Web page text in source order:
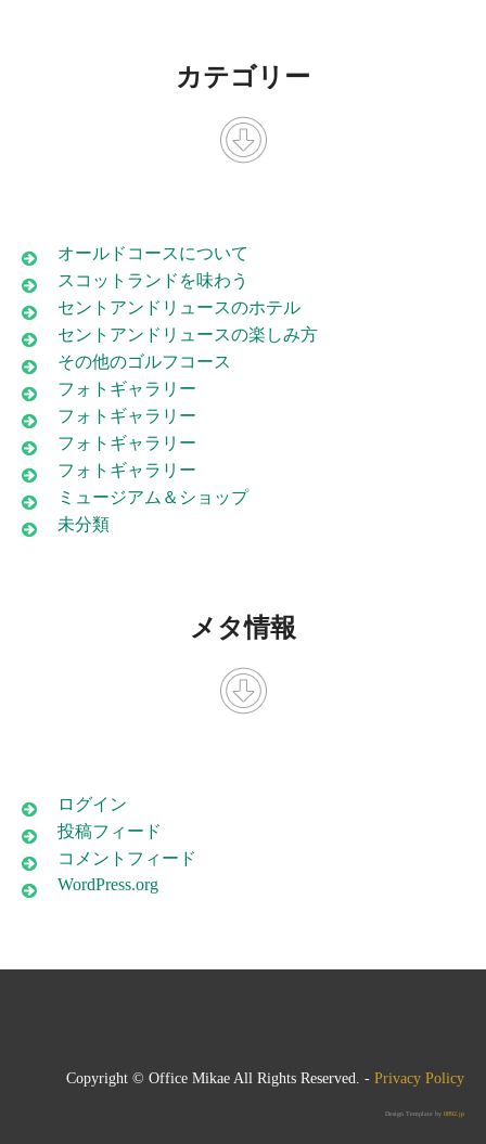
カテゴリー
オールドコースについて
スコットランドを味わう
セントアンドリュースのホテル
セントアンドリュースの楽しみ方
その他のゴルフコース
フォトギャラリー
フォトギャラリー
フォトギャラリー
フォトギャラリー
ミュージアム＆ショップ
未分類
メタ情報
ログイン
投稿フィード
コメントフィード
WordPress.org
Copyright © Office Mikae All Rights Reserved. - Privacy Policy
Design Template by 0892.jp